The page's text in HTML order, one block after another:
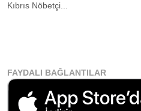
Kıbrıs Nöbetçi...
FAYDALI BAĞLANTILAR